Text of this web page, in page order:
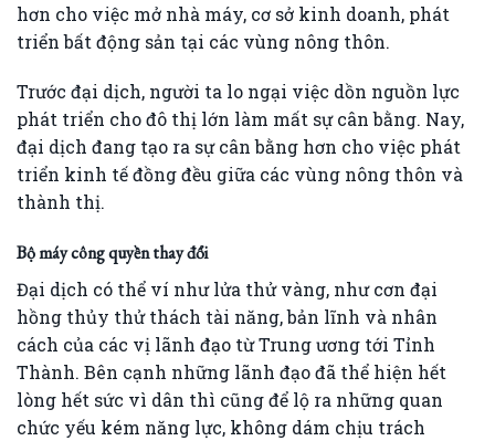
hơn cho việc mở nhà máy, cơ sở kinh doanh, phát
triển bất động sản tại các vùng nông thôn.
Trước đại dịch, người ta lo ngại việc dồn nguồn lực
phát triển cho đô thị lớn làm mất sự cân bằng. Nay,
đại dịch đang tạo ra sự cân bằng hơn cho việc phát
triển kinh tế đồng đều giữa các vùng nông thôn và
thành thị.
Bộ máy công quyền thay đổi
Đại dịch có thể ví như lửa thử vàng, như cơn đại
hồng thủy thử thách tài năng, bản lĩnh và nhân
cách của các vị lãnh đạo từ Trung ương tới Tỉnh
Thành. Bên cạnh những lãnh đạo đã thể hiện hết
lòng hết sức vì dân thì cũng để lộ ra những quan
chức yếu kém năng lực, không dám chịu trách